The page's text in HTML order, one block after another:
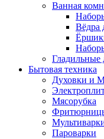
Ванная
Вёдра
Гладильные
Бытовая техника
Духовки и
Мясорубка
Пароварки